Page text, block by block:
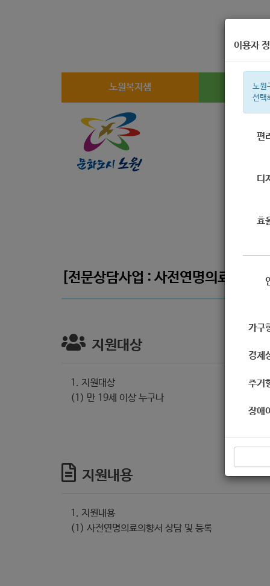
노원복지샘 복
이용자
노원
선택
편
디
효
가구
경제
주거
장애
[전문상담사업 : 사전연명의료의향
지원대상
1. 지원대상
(1) 만 19세 이상 누구나
지원내용
1. 지원내용
(1) 사전연명의료의향서 상담 및 등록